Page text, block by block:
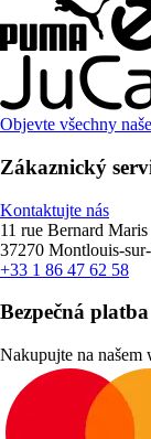
Objevte všechny
Zákaznický
Kontaktujte nás
11 rue Bernard Maris
37270 Montlouis-
+33 1 86 47 62 58
Bezpečná platba
Nakupujte na našem